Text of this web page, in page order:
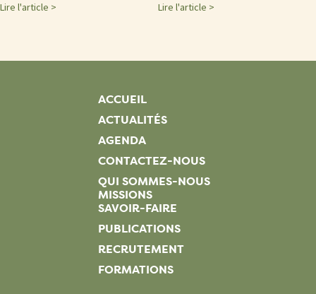
Lire l'article > Lire l'article >
ACCUEIL
ACTUALITÉS
AGENDA
CONTACTEZ-NOUS
QUI SOMMES-NOUS
MISSIONS
SAVOIR-FAIRE
PUBLICATIONS
RECRUTEMENT
FORMATIONS